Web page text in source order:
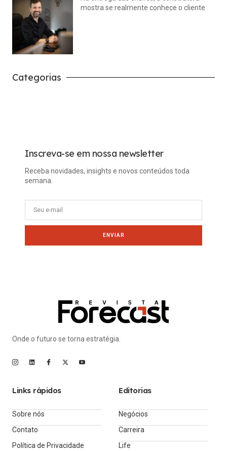
mostra se realmente conhece o cliente
Categorias
Inscreva-se em nossa newsletter
Receba novidades, insights e novos conteúdos toda
semana.
ENVIAR
Onde o futuro se torna estratégia.
Links rápidos
Sobre nós
Contato
Política de Privacidade
Editorias
Negócios
Carreira
Life